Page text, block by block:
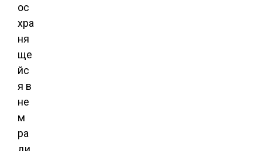
ос
хра
ня
ще
йс
я в
не
м
ра